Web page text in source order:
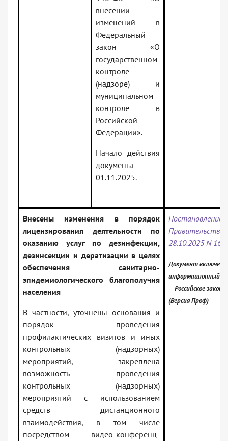
внесении
изменений в
Федеральный
закон «О
государственном
контроле
(надзоре) и
муниципальном
контроле в
Российской
Федерации».
Начало действия
документа —
01.11.2025.
Внесены изменения в порядок
лицензирования деятельности по
оказанию услуг по дезинфекции,
дезинсекции и дератизации в целях
обеспечения санитарно-
эпидемиологического благополучия
населения
В частности, уточнены основания и
порядок проведения
профилактических визитов и иных
контрольных (надзорных)
мероприятий, закреплена
возможность проведения
контрольных (надзорных)
мероприятий с использованием
средств дистанционного
взаимодействия, в том числе
посредством видео-конференц-
Постановление
28.10.2025 N
Документ включен в
информационный
— Российское
(Версия Проф)